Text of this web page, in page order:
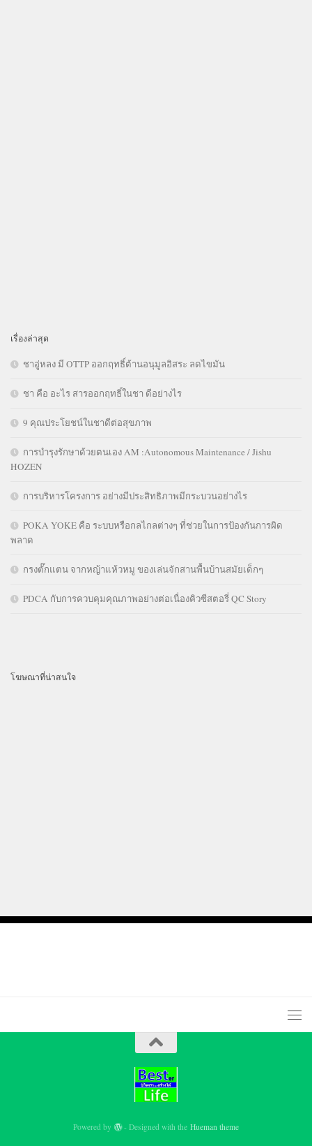
เรื่องล่าสุด
ชาอู่หลง มี OTTP ออกฤทธิ์ต้านอนุมูลอิสระ ลดไขมัน
ชา คือ อะไร สารออกฤทธิ์ในชา ดีอย่างไร
9 คุณประโยชน์ในชาดีต่อสุขภาพ
การบำรุงรักษาด้วยตนเอง AM :Autonomous Maintenance / Jishu
HOZEN
การบริหารโครงการ อย่างมีประสิทธิภาพมีกระบวนอย่างไร
POKA YOKE คือ ระบบหรือกลไกลต่างๆ ที่ช่วยในการป้องกันการผิด
พลาด
กรงตั๊กแตน จากหญ้าแห้วหมู ของเล่นจักสานพื้นบ้านสมัยเด็กๆ
PDCA กับการควบคุมคุณภาพอย่างต่อเนื่องคิวซีสตอรี่ QC Story
โฆษณาที่น่าสนใจ
Powered by - Designed with theHueman theme